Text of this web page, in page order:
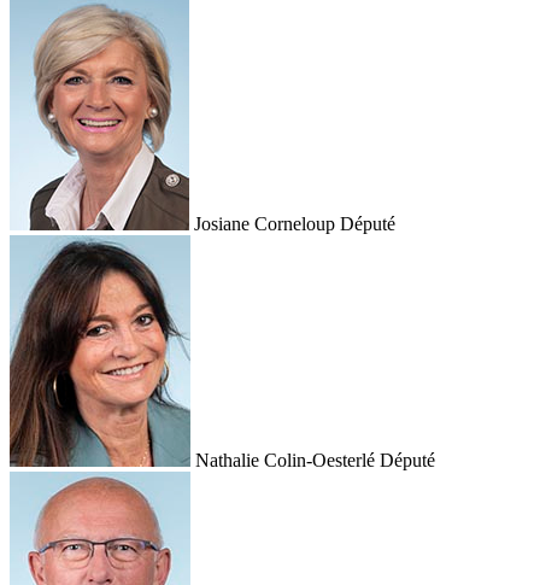
Josiane Corneloup Député
Nathalie Colin-Oesterlé Député